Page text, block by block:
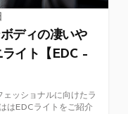
ディの凄いや
イト【EDC –
ッショナルに向けたラ
はEDCライトをご紹介